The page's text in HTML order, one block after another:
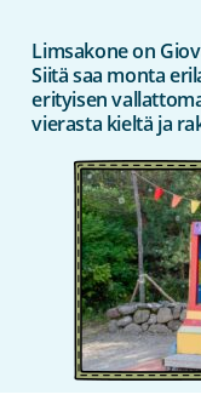
Limsakone on
Siitä saa monta
erityisen
vierasta kieltä ja